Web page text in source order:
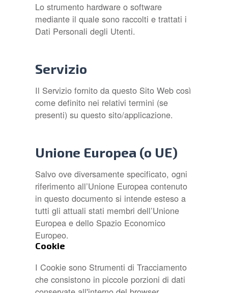
Lo strumento hardware o software
mediante il quale sono raccolti e trattati i
Dati Personali degli Utenti.
Servizio
Il Servizio fornito da questo Sito Web così
come definito nei relativi termini (se
presenti) su questo sito/applicazione.
Unione Europea (o UE)
Salvo ove diversamente specificato, ogni
riferimento all’Unione Europea contenuto
in questo documento si intende esteso a
tutti gli attuali stati membri dell’Unione
Europea e dello Spazio Economico
Europeo.
Cookie
I Cookie sono Strumenti di Tracciamento
che consistono in piccole porzioni di dati